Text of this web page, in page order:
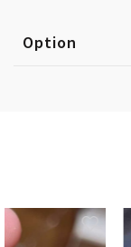
Option